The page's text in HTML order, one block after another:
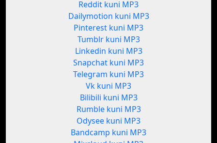
Reddit kuni MP3
Dailymotion kuni MP3
Pinterest kuni MP3
Tumblr kuni MP3
Linkedin kuni MP3
Snapchat kuni MP3
Telegram kuni MP3
Vk kuni MP3
Bilibili kuni MP3
Rumble kuni MP3
Odysee kuni MP3
Bandcamp kuni MP3